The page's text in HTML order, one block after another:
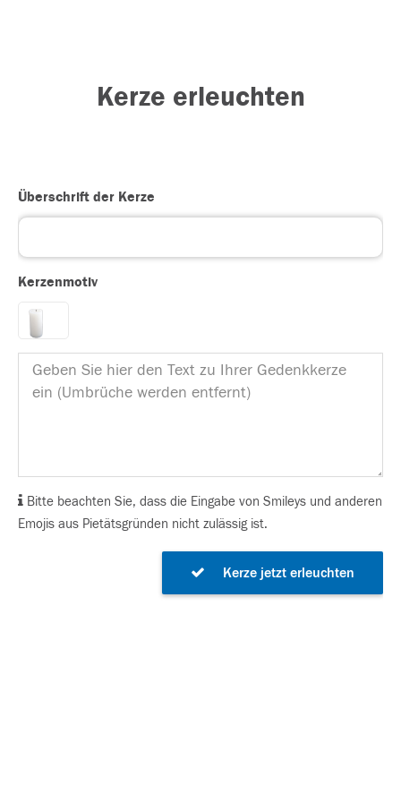
Kerze erleuchten
Überschrift der Kerze
Kerzenmotiv
Bitte beachten Sie, dass die Eingabe von Smileys und anderen
Emojis aus Pietätsgründen nicht zulässig ist.
Kerze jetzt erleuchten